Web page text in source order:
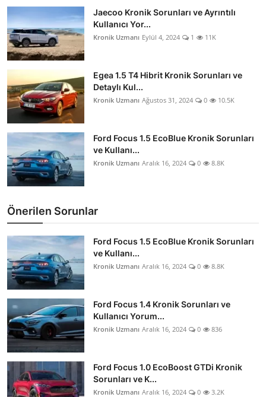
Jaecoo Kronik Sorunları ve Ayrıntılı
Kullanıcı Yor...
Kronik Uzmanı Eylül 4, 2024 1 11K
Egea 1.5 T4 Hibrit Kronik Sorunları ve
Detaylı Kul...
Kronik Uzmanı Ağustos 31, 2024 0 10.5K
Ford Focus 1.5 EcoBlue Kronik Sorunları
ve Kullanı...
Kronik Uzmanı Aralık 16, 2024 0 8.8K
Önerilen Sorunlar
Ford Focus 1.5 EcoBlue Kronik Sorunları
ve Kullanı...
Kronik Uzmanı Aralık 16, 2024 0 8.8K
Ford Focus 1.4 Kronik Sorunları ve
Kullanıcı Yorum...
Kronik Uzmanı Aralık 16, 2024 0 836
Ford Focus 1.0 EcoBoost GTDi Kronik
Sorunları ve K...
Kronik Uzmanı Aralık 16, 2024 0 3.2K